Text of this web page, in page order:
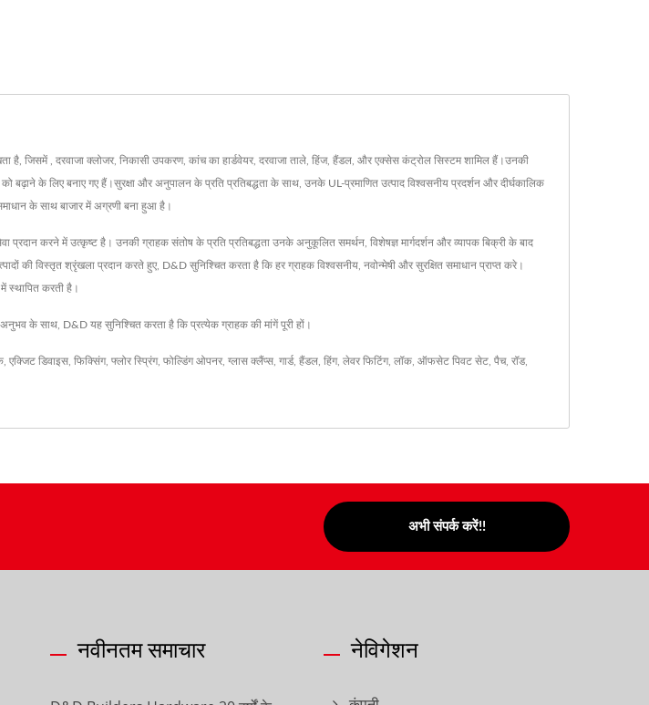
है, जिसमें , दरवाजा क्लोजर, निकासी उपकरण, कांच का हार्डवेयर, दरवाजा ताले, हिंज, हैंडल, और एक्सेस कंट्रोल सिस्टम शामिल हैं।उनकी
बढ़ाने के लिए बनाए गए हैं।सुरक्षा और अनुपालन के प्रति प्रतिबद्धता के साथ, उनके UL-प्रमाणित उत्पाद विश्वसनीय प्रदर्शन और दीर्घकालिक
के साथ बाजार में अग्रणी बना हुआ है।
करने में उत्कृष्ट है। उनकी ग्राहक संतोष के प्रति प्रतिबद्धता उनके अनुकूलित समर्थन, विशेषज्ञ मार्गदर्शन और व्यापक बिक्री के बाद
की विस्तृत श्रृंखला प्रदान करते हुए, D&D सुनिश्चित करता है कि हर ग्राहक विश्वसनीय, नवोन्मेषी और सुरक्षित समाधान प्राप्त करे।
स्थापित करती है।
के साथ, D&D यह सुनिश्चित करता है कि प्रत्येक ग्राहक की मांगें पूरी हों।
एक्जिट डिवाइस फिक्सिंग, फ्लोर स्प्रिंग, फोल्डिंग ओपनर, ग्लास क्लैंप्स गार्ड, हैंडल हिंग, लेवर फिटिंग, लॉक ऑफसेट पिवट सेट पैच, रॉड,
अभी संपर्क करें!!
नवीनतम समाचार नेविगेशन